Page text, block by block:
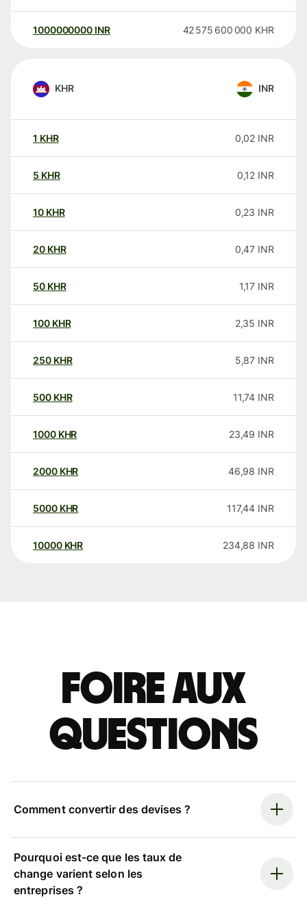
1000000000 INR 42 575 600 000 KHR
KHR INR
1 KHR 0,02 INR
5 KHR 0,12 INR
10 KHR 0,23 INR
20 KHR 0,47 INR
50 KHR 1,17 INR
100 KHR 2,35 INR
250 KHR 5,87 INR
500 KHR 11,74 INR
1000 KHR 23,49 INR
2000 KHR 46,98 INR
5000 KHR 117,44 INR
10000 KHR 234,88 INR
Foire aux
questions
Comment convertir des devises ?
Pourquoi est-ce que les taux de
change varient selon les
entreprises ?